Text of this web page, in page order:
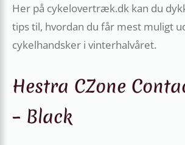
Her på cykelovertræk.dk kan du
tips til, hvordan du får mest muligt
cykelhandsker i vinterhalvåret.
Hestra CZone
– Black